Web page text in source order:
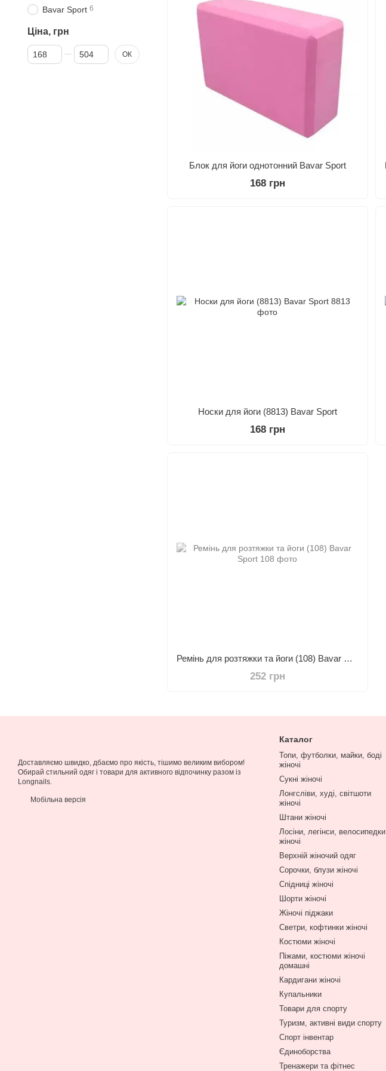
Блок для йоги однотонний Bavar Sport
168 грн
Носки для йоги (8813) Bavar Sport
168 грн
Ремінь для розтяжки та йоги (108) Bavar Sport
252 грн
Bavar Sport 6
Ціна, грн
Від Ціна, грн
До Ціна, грн ОК
Доставляємо швидко, дбаємо про якість, тішимо великим вибором!
Обирай стильний одяг і товари для активного відпочинку разом із
Longnails.
Мобільна версія
Каталог
Топи, футболки, майки, боді
жіночі
Сукні жіночі
Лонгсліви, худі, світшоти
жіночі
Штани жіночі
Лосіни, легінси, велосипедки
жіночі
Верхній жіночий одяг
Сорочки, блузи жіночі
Спідниці жіночі
Шорти жіночі
Жіночі піджаки
Светри, кофтинки жіночі
Костюми жіночі
Піжами, костюми жіночі
домашні
Кардигани жіночі
Купальники
Товари для спорту
Туризм, активні види спорту
Спорт інвентар
Єдиноборства
Тренажери та фітнес